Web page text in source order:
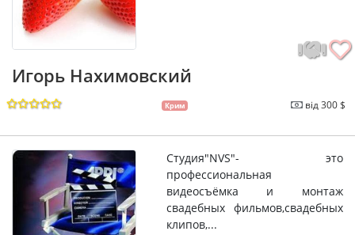
Игорь Нахимовский
Крим від 300 $
Студия"NVS"- это
профессиональная
видеосъёмка и монтаж
свадебных фильмов,свадебных
клипов,...